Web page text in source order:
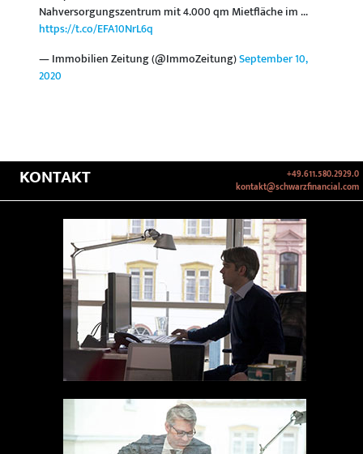
Nahversorgungszentrum mit 4.000 qm Mietfläche im ...
https://t.co/EFA10NrL6q
— Immobilien Zeitung (@ImmoZeitung)September 10,
2020
KONTAKT
+49.611.580.2929.0
kontakt@schwarzfinancial.com